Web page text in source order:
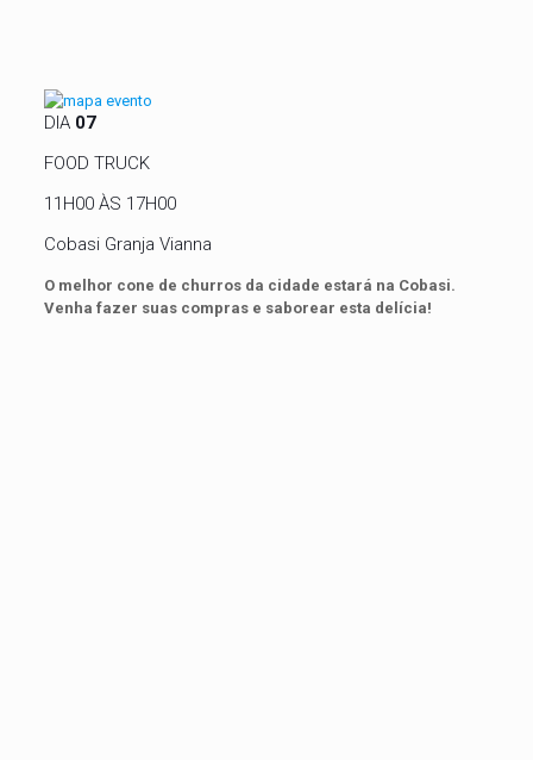
DIA 07
FOOD TRUCK
11H00 ÀS 17H00
Cobasi Granja Vianna
O melhor cone de churros da cidade estará na Cobasi.
Venha fazer suas compras e saborear esta delícia!